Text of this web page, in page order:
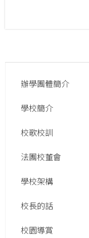
navigation
辦學團體簡介
學校簡介
校歌校訓
法團校董會
學校架構
校長的話
校園導賞